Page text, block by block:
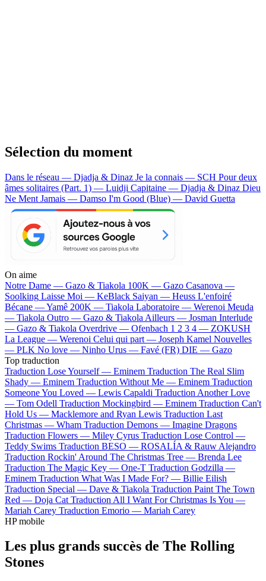
Sélection du moment
Dans le réseau — Djadja & Dinaz Je la connais — SCH Pour deux
âmes solitaires (Part. 1) — Luidji Capitaine — Djadja & Dinaz Dieu
Ne Ment Jamais — Damso I'm Good (Blue) — David Guetta
On aime
Notre Dame — Gazo & Tiakola 100K — Gazo Casanova —
Soolking Laisse Moi — KeBlack Saiyan — Heuss L'enfoiré
Bécane —Yamê 200K — Tiakola Laboratoire — Werenoi Meuda
— Tiakola Outro — Gazo & Tiakola Ailleurs — Josman Interlude
— Gazo & Tiakola Overdrive — Ofenbach 1 2 3 4 — ZOKUSH
La League — Werenoi Celui qui part — Joseph Kamel Nouvelles
— PLK No love — Ninho Urus — Favé (FR) DIE — Gazo
Top traduction
Traduction Lose Yourself — Eminem Traduction The Real Slim
Shady — Eminem Traduction Without Me — Eminem Traduction
Someone You Loved — Lewis Capaldi Traduction Another Love
— Tom Odell Traduction Mockingbird — Eminem Traduction Can't
Hold Us — Macklemore and Ryan Lewis Traduction Last
Christmas — Wham Traduction Demons — Imagine Dragons
Traduction Flowers — Miley Cyrus Traduction Lose Control —
Teddy Swims Traduction BESO — ROSALÍA & Rauw Alejandro
Traduction Rockin' Around The Christmas Tree — Brenda Lee
Traduction The Magic Key — One-T Traduction Godzilla —
Eminem Traduction What Was I Made For? — Billie Eilish
Traduction Special — Dave & Tiakola Traduction Paint The Town
Red — Doja Cat Traduction All I Want For Christmas Is You —
Mariah Carey Traduction Emorio — Mariah Carey
HP mobile
Les plus grands succès de The Rolling
Stones